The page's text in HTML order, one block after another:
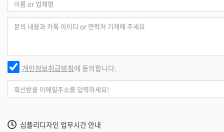
개인정보취급방침에 동의합니다.
심플리디자인 업무시간 안내